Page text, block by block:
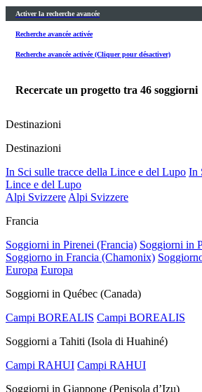
Activer la recherche avancée
Recherche avancée activée
Recherche avancée activée (Cliquer pour désactiver)
Recercate un progetto tra 46 soggiorni
Destinazioni
Destinazioni
In Sci sulle tracce della Lince e del Lupo In
Lince e del Lupo
Alpi Svizzere Alpi Svizzere
Francia
Soggiorni in Pirenei (Francia) Soggiorni in
Soggiorno in Francia (Chamonix)
Europa Europa
Soggiorni in Québec (Canada)
Campi BOREALIS Campi BOREALIS
Soggiorni a Tahiti (Isola di Huahiné)
Campi RAHUI Campi RAHUI
Soggiorni in Giappone (Penisola d’Izu)